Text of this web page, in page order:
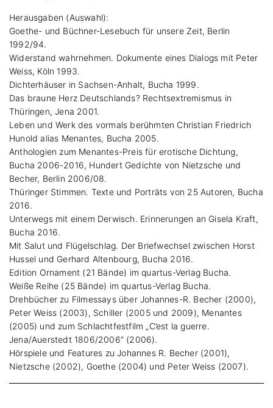
Herausgaben (Auswahl):
Goethe- und Büchner-Lesebuch für unsere Zeit, Berlin
1992/94.
Widerstand wahrnehmen. Dokumente eines Dialogs mit Peter
Weiss, Köln 1993.
Dichterhäuser in Sachsen-Anhalt, Bucha 1999.
Das braune Herz Deutschlands? Rechtsextremismus in
Thüringen, Jena 2001.
Leben und Werk des vormals berühmten Christian Friedrich
Hunold alias Menantes, Bucha 2005.
Anthologien zum Menantes-Preis für erotische Dichtung,
Bucha 2006-2016, Hundert Gedichte von Nietzsche und
Becher, Berlin 2006/08.
Thüringer Stimmen. Texte und Porträts von 25 Autoren, Bucha
2016.
Unterwegs mit einem Derwisch. Erinnerungen an Gisela Kraft,
Bucha 2016.
Mit Salut und Flügelschlag. Der Briefwechsel zwischen Horst
Hussel und Gerhard Altenbourg, Bucha 2016.
Edition Ornament (21 Bände) im quartus-Verlag Bucha.
Weiße Reihe (25 Bände) im quartus-Verlag Bucha.
Drehbücher zu Filmessays über Johannes-R. Becher (2000),
Peter Weiss (2003), Schiller (2005 und 2009), Menantes
(2005) und zum Schlachtfestfilm „C’est la guerre.
Jena/Auerstedt 1806/2006“ (2006).
Hörspiele und Features zu Johannes R. Becher (2001),
Nietzsche (2002), Goethe (2004) und Peter Weiss (2007).